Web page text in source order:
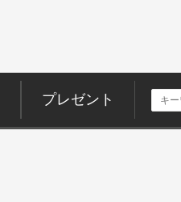
プレゼント